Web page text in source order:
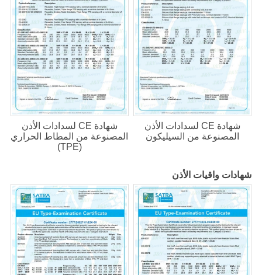
شهادة CE لسدادات الأذن
المصنوعة من السيليكون
شهادة CE لسدادات الأذن
المصنوعة من المطاط الحراري
(TPE)
شهادات واقيات الأذن